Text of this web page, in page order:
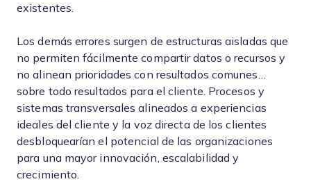
existentes.
Los demás errores surgen de estructuras aisladas que
no permiten fácilmente compartir datos o recursos y
no alinean prioridades con resultados comunes…
sobre todo resultados para el cliente. Procesos y
sistemas transversales alineados a experiencias
ideales del cliente y la voz directa de los clientes
desbloquearían el potencial de las organizaciones
para una mayor innovación, escalabilidad y
crecimiento.